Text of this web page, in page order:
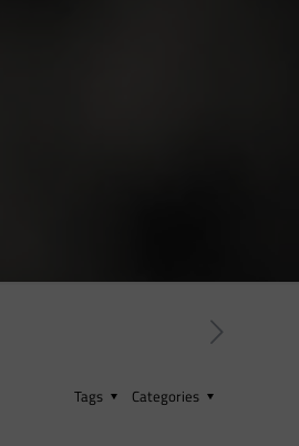
Categories
Tags